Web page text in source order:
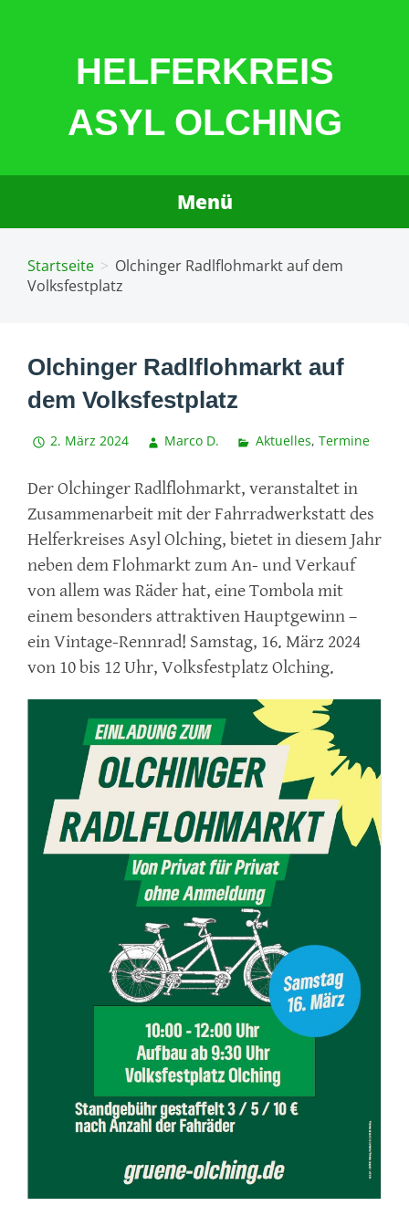
HELFERKREIS
ASYL OLCHING
Menü
Startseite
Olchinger Radlflohmarkt auf dem
Volksfestplatz
Olchinger Radlflohmarkt auf
dem Volksfestplatz
2. März 2024 Marco D. Aktuelles, Termine
Der Olchinger Radlflohmarkt, veranstaltet in
Zusammenarbeit mit der Fahrradwerkstatt des
Helferkreises Asyl Olching, bietet in diesem Jahr
neben dem Flohmarkt zum An- und Verkauf
von allem was Räder hat, eine Tombola mit
einem besonders attraktiven Hauptgewinn –
ein Vintage-Rennrad! Samstag, 16. März 2024
von 10 bis 12 Uhr, Volksfestplatz Olching.